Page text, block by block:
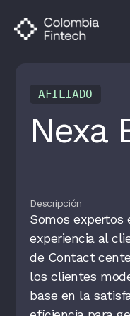
AFILIADO
Nexa
Descripción
Somos expertos
experiencia al
de Contact
los clientes
base en la